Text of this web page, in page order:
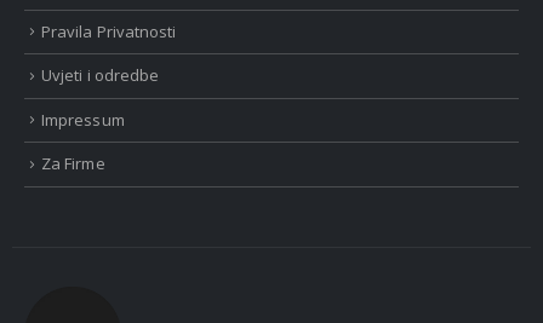
Pravila Privatnosti
Uvjeti i odredbe
Impressum
Za Firme